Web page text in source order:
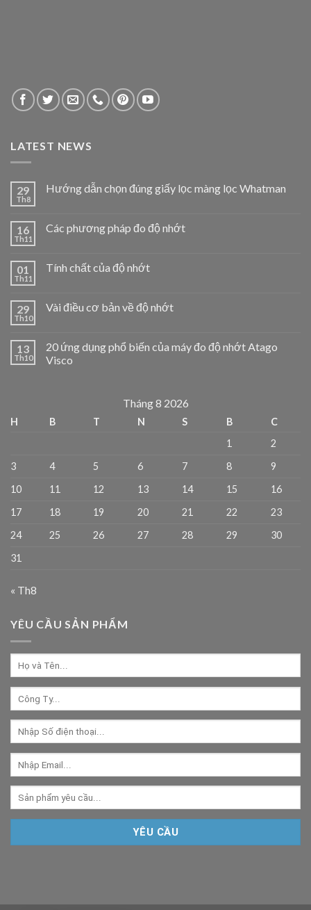
LATEST NEWS
29
Th8
Hướng dẫn chọn đúng giấy lọc màng lọc Whatman
16
Th11
Các phương pháp đo độ nhớt
01
Th11
Tính chất của độ nhớt
29
Th10
Vài điều cơ bản về độ nhớt
13
Th10
20 ứng dụng phổ biến của máy đo độ nhớt Atago
Visco
Tháng 8 2026
H B T N S B
C
1
2
3
4 5 6 7 8
9
10
11 12 13 14 15
16
17
18 19 20 21 22
23
24
25 26 27 28 29
30
31
« Th8
YÊU CẦU SẢN PHẨM